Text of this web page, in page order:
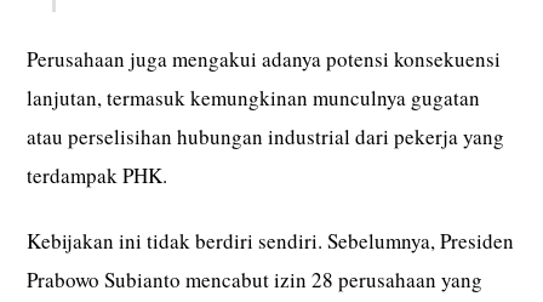
Perusahaan juga mengakui adanya potensi konsekuensi
lanjutan, termasuk kemungkinan munculnya gugatan
atau perselisihan hubungan industrial dari pekerja yang
terdampak PHK.
Kebijakan ini tidak berdiri sendiri. Sebelumnya, Presiden
Prabowo Subianto mencabut izin 28 perusahaan yang